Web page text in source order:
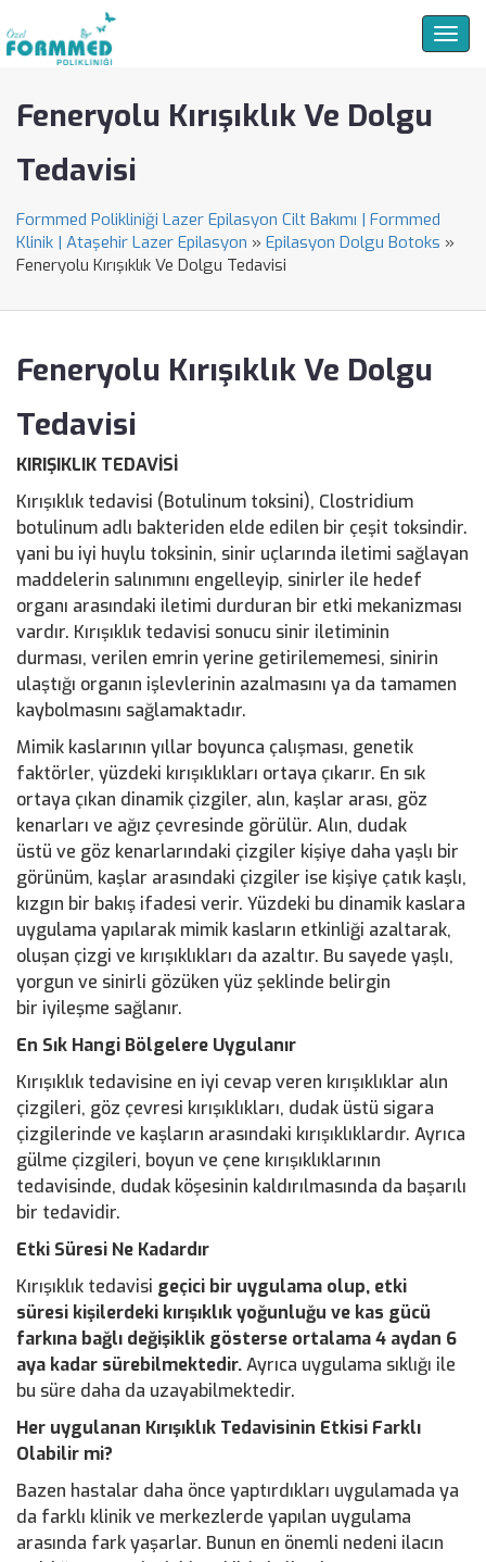
Feneryolu Kırışıklık Ve Dolgu
Tedavisi
Formmed Polikliniği Lazer Epilasyon Cilt Bakımı | Formmed
Klinik | Ataşehir Lazer Epilasyon » Epilasyon Dolgu Botoks »
Feneryolu Kırışıklık Ve Dolgu Tedavisi
Feneryolu Kırışıklık Ve Dolgu
Tedavisi
KIRIŞIKLIK TEDAVİSİ
Kırışıklık tedavisi (Botulinum toksini), Clostridium
botulinum adlı bakteriden elde edilen bir çeşit toksindir.
yani bu iyi huylu toksinin, sinir uçlarında iletimi sağlayan
maddelerin salınımını engelleyip, sinirler ile hedef
organı arasındaki iletimi durduran bir etki mekanizması
vardır. Kırışıklık tedavisi sonucu sinir iletiminin
durması, verilen emrin yerine getirilememesi, sinirin
ulaştığı organın işlevlerinin azalmasını ya da tamamen
kaybolmasını sağlamaktadır.
Mimik kaslarının yıllar boyunca çalışması, genetik
faktörler, yüzdeki kırışıklıkları ortaya çıkarır. En sık
ortaya çıkan dinamik çizgiler, alın, kaşlar arası, göz
kenarları ve ağız çevresinde görülür. Alın, dudak
üstü ve göz kenarlarındaki çizgiler kişiye daha yaşlı bir
görünüm, kaşlar arasındaki çizgiler ise kişiye çatık kaşlı,
kızgın bir bakış ifadesi verir. Yüzdeki bu dinamik kaslara
uygulama yapılarak mimik kasların etkinliği azaltarak,
oluşan çizgi ve kırışıklıkları da azaltır. Bu sayede yaşlı,
yorgun ve sinirli gözüken yüz şeklinde belirgin
bir iyileşme sağlanır.
En Sık Hangi Bölgelere Uygulanır
Kırışıklık tedavisine en iyi cevap veren kırışıklıklar alın
çizgileri, göz çevresi kırışıklıkları, dudak üstü sigara
çizgilerinde ve kaşların arasındaki kırışıklıklardır. Ayrıca
gülme çizgileri, boyun ve çene kırışıklıklarının
tedavisinde, dudak köşesinin kaldırılmasında da başarılı
bir tedavidir.
Etki Süresi Ne Kadardır
Kırışıklık tedavisi geçici bir uygulama olup, etki
süresi kişilerdeki kırışıklık yoğunluğu ve kas gücü
farkına bağlı değişiklik gösterse ortalama 4 aydan 6
aya kadar sürebilmektedir.Ayrıca uygulama sıklığı ile
bu süre daha da uzayabilmektedir.
Her uygulanan Kırışıklık Tedavisinin Etkisi Farklı
Olabilir mi?
Bazen hastalar daha önce yaptırdıkları uygulamada ya
da farklı klinik ve merkezlerde yapılan uygulama
arasında fark yaşarlar. Bunun en önemli nedeni ilacın